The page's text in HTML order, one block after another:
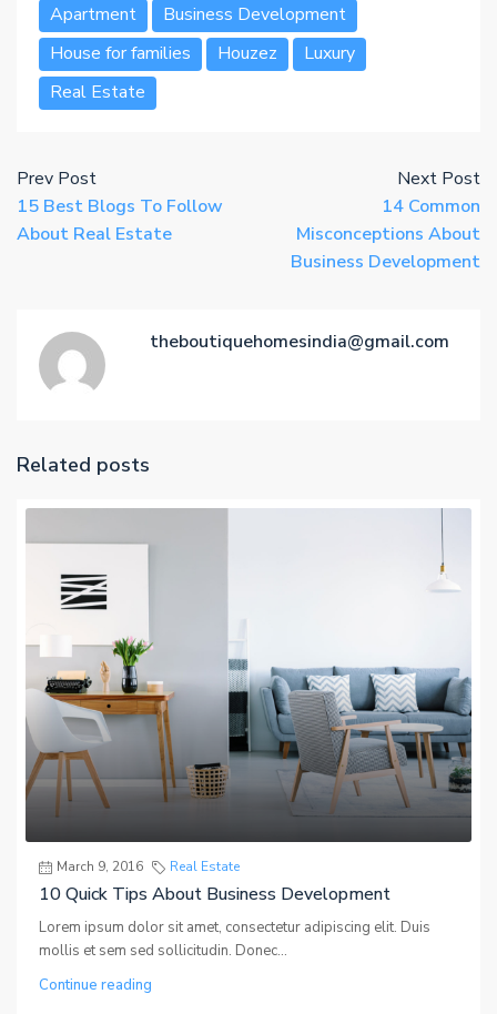
Apartment
Business Development
House for families
Houzez
Luxury
Real Estate
Prev Post
15 Best Blogs To Follow
About Real Estate
Next Post
14 Common
Misconceptions About
Business Development
theboutiquehomesindia@gmail.com
Related posts
March 9, 2016 Real Estate
10 Quick Tips About Business Development
Lorem ipsum dolor sit amet, consectetur adipiscing elit. Duis
mollis et sem sed sollicitudin. Donec...
Continue reading